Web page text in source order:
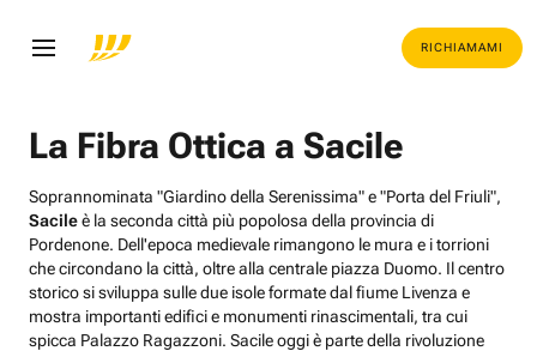
RICHIAMAMI
La Fibra Ottica a Sacile
Soprannominata "Giardino della Serenissima" e "Porta del Friuli",
Sacileè la seconda città più popolosa della provincia di
Pordenone. Dell'epoca medievale rimangono le mura e i torrioni
che circondano la città, oltre alla centrale piazza Duomo. Il centro
storico si sviluppa sulle due isole formate dal fiume Livenza e
mostra importanti edifici e monumenti rinascimentali, tra cui
spicca Palazzo Ragazzoni. Sacile oggi è parte della rivoluzione